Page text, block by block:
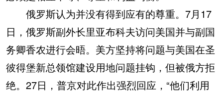
俄罗斯认为并没有得到应有的尊重。7月17
日，俄罗斯副外长里亚布科夫访问美国并与副国
务卿香农进行会晤。美方坚持将问题与美国在圣
彼得堡新总领馆建设用地问题挂钩，但被俄方拒
绝。27日，普京对此作出强烈回应，“他们利用